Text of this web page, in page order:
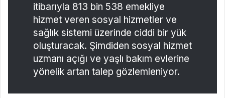
itibarıyla 813 bin 538 emekliye
hizmet veren sosyal hizmetler ve
sağlık sistemi üzerinde ciddi bir yük
oluşturacak. Şimdiden sosyal hizmet
uzmanı açığı ve yaşlı bakım evlerine
yönelik artan talep gözlemleniyor.